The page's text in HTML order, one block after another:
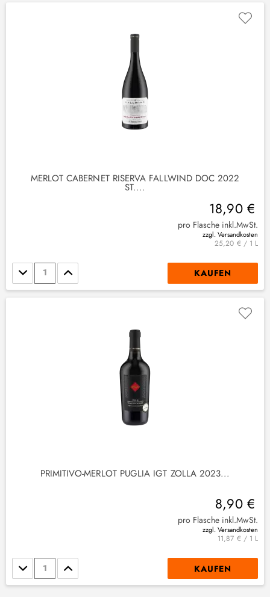
MERLOT CABERNET RISERVA FALLWIND DOC 2022
ST....
18,90 €
pro Flasche inkl.MwSt.
zzgl. Versandkosten
25,20 € / 1 L
Stückzahl KAUFEN
PRIMITIVO-MERLOT PUGLIA IGT ZOLLA 2023...
8,90 €
pro Flasche inkl.MwSt.
zzgl. Versandkosten
11,87 € / 1 L
Stückzahl KAUFEN